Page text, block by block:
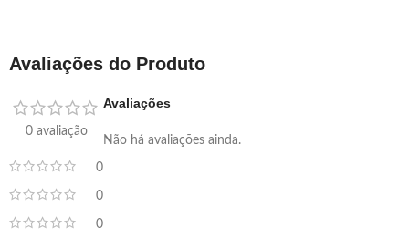
Avaliações do Produto
0 avaliação
0
0
0
Avaliações
Não há avaliações ainda.